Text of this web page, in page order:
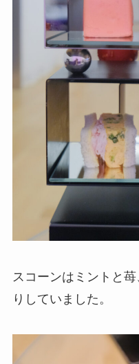
スコーンはミントと
りしていました。